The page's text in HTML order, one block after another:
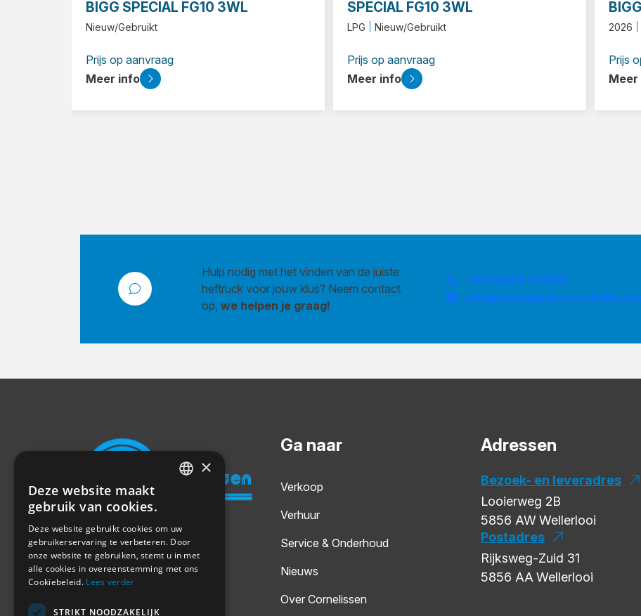
BIGG SPECIAL FG10 3WL
Nieuw/Gebruikt
Prijs op aanvraag
Meer info
SPECIAL FG10 3WL
LPG Nieuw/Gebruikt
Prijs op aanvraag
Meer info
2026
Prijs
Hulp nodig met het vinden van de juiste
heftruck voor jouw klus? Neem contact
op, we helpen je graag!
+31 (0)478 501957
Ga naar
Verkoop
Verhuur
Service & Onderhoud
Nieuws
Over Cornelissen
Adressen
Bezoek- en leveradres
Looierweg 2B
5856 AW Wellerlooi
Postadres
Rijksweg-Zuid 31
5856 AA Wellerlooi
ENGLISH
×
Deze website maakt
gebruik van cookies.
Deze website gebruikt cookies om uw
gebruikerservaring te verbeteren. Door
onze website te gebruiken, stemt u in met
alle cookies in overeenstemming met ons
Cookiebeleid. Lees verder
STRIKT NOODZAKELIJK